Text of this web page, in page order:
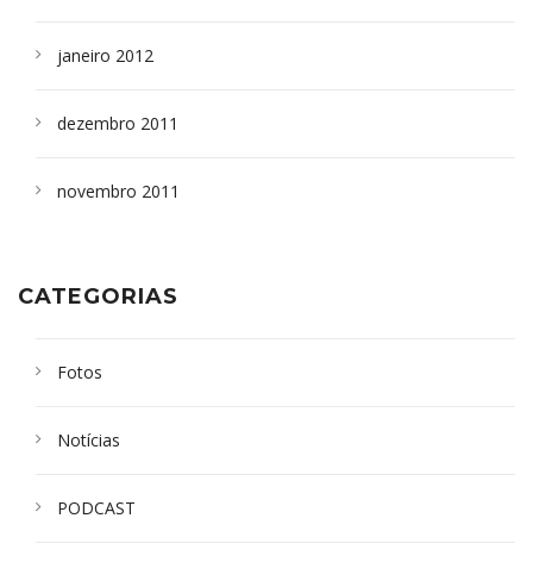
janeiro 2012
dezembro 2011
novembro 2011
CATEGORIAS
Fotos
Notícias
PODCAST